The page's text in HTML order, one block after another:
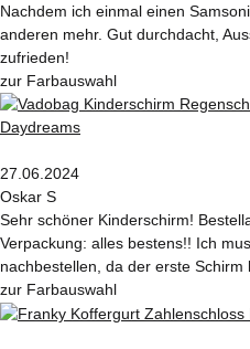
Nachdem ich einmal einen
anderen mehr. Gut durchdacht,
zufrieden!
zur Farbauswahl
27.06.2024
Oskar S
Sehr schöner Kinderschirm!
Verpackung: alles bestens!! Ich
nachbestellen, da der erste
zur Farbauswahl